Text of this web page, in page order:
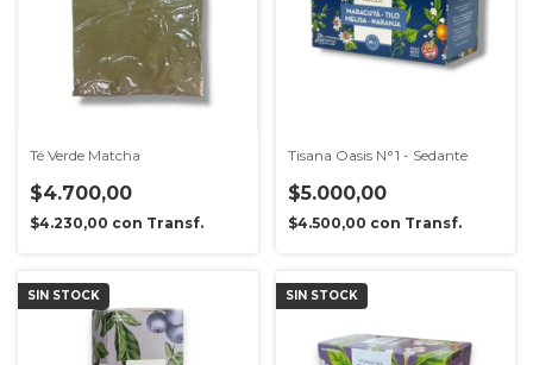
Té Verde Matcha
$4.700,00
$4.230,00 con Transf.
Tisana Oasis N°1 - Sedante
$5.000,00
$4.500,00 con Transf.
SIN STOCK SIN STOCK